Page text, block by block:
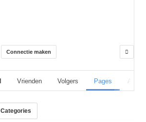
Connectie maken
Vrienden Volgers Pages
Categories